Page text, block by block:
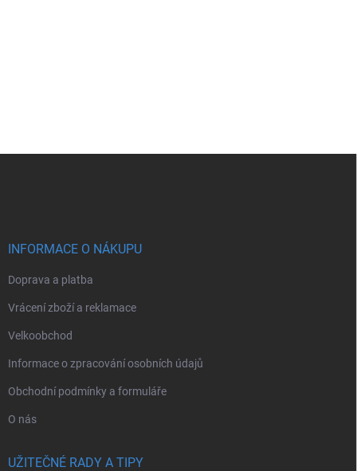
INFORMACE O NÁKUPU
Doprava a platba
Vrácení zboží a reklamace
Velkoobchod
Informace o zpracování osobních údajů
Obchodní podmínky a formuláře
O nás
UŽITEČNÉ RADY A TIPY